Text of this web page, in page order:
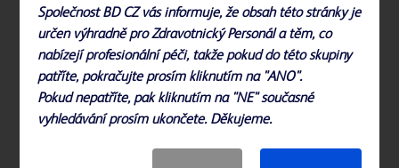
Kontrolní systém pro nebezpečná léčiva
Společnost BD CZ vás informuje, že obsah této stránky je
určen výhradně pro Zdravotnický Personál a těm, co
nabízejí profesionální péči, takže pokud do této skupiny
patříte, pokračujte prosím kliknutím na "ANO".
Pokud nepatříte, pak kliknutím na "NE" současné
vyhledávání prosím ukončete. Děkujeme.